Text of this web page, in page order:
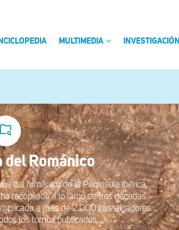
MULTIMEDIA INVESTIGACIÓN
delRománico
del románico de la Península Ibérica,
recopilado a lo largo de tres décadas.
a más de 2.000 investigadores.
los tomos publicados.